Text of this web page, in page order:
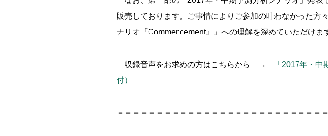
販売しております。ご事情によりご参加の叶わなかった方
ナリオ『Commencement』」への理解を深めていただけま
収録音声をお求めの方はこちらから →
「2017年・
付）
＝＝＝＝＝＝＝＝＝＝＝＝＝＝＝＝＝＝＝＝＝＝＝＝＝＝